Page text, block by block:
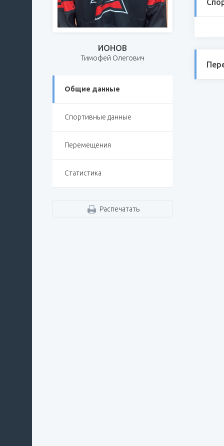
ИОНОВ
Тимофей Олегович
Общие данные
Спортивные данные
Перемещения
Статистика
Распечатать